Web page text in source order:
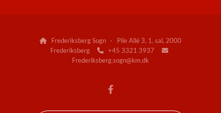

Frederiksberg Sogn · Pile Allé 3, 1. sal, 2000
Frederiksberg
+45 3321 3937 
Frederiksberg.sogn@km.dk